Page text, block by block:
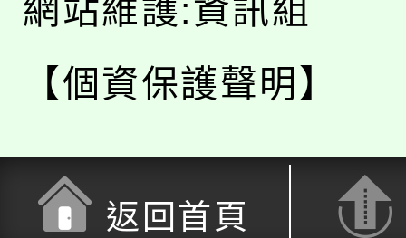
網站維護:資訊組
【個資保護聲明】
返回首頁